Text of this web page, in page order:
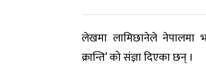
लेखमा लामिछानेले नेपालमा
क्रान्ति’ को संज्ञा दिएका छन् ।